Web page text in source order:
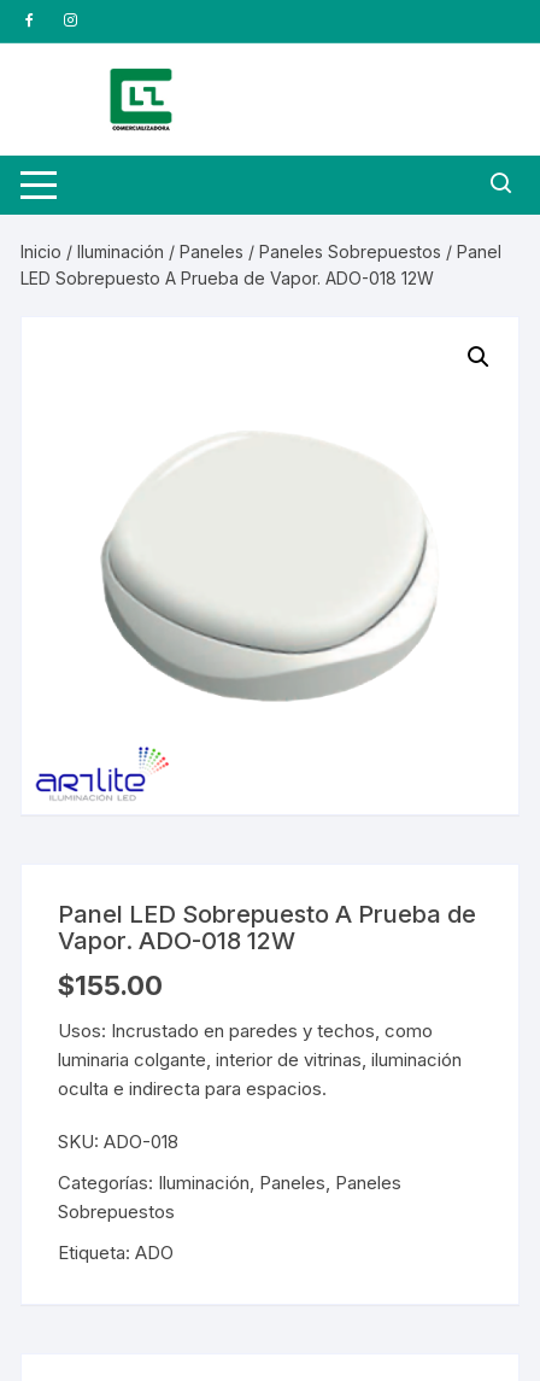
Saltar
al
Inicio /Iluminación /Paneles /Paneles Sobrepuestos / Panel
LED Sobrepuesto A Prueba de Vapor. ADO-018 12W
Panel LED Sobrepuesto A Prueba de
Vapor. ADO-018 12W
$155.00
Usos: Incrustado en paredes y techos, como
luminaria colgante, interior de vitrinas, iluminación
oculta e indirecta para espacios.
SKU:ADO-018
Categorías: Iluminación Paneles Paneles
Sobrepuestos
Etiqueta:ADO